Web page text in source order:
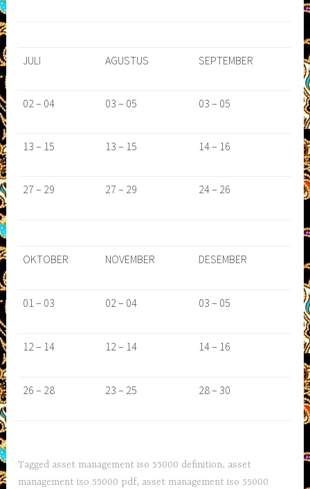
JULI AGUSTUS SEPTEMBER
02 – 04 03 – 05 03 – 05
13 – 15 13 – 15 14 – 16
27 – 29 27 – 29 24 – 26
OKTOBER NOVEMBER DESEMBER
01 – 03 02 – 04 03 – 05
12 – 14 12 – 14 14 – 16
26 – 28 23 – 25 28 – 30
Tagged asset management iso 55000 definition, asset
management iso 55000 pdf, asset management iso 55000